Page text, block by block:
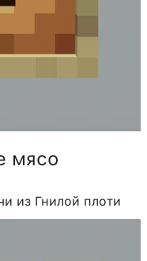
мясо
из Гнилой плоти